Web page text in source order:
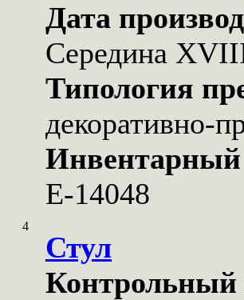
Дата
Середина
Типология
декоративно-
Е-14048
4
Стул
Контрольный